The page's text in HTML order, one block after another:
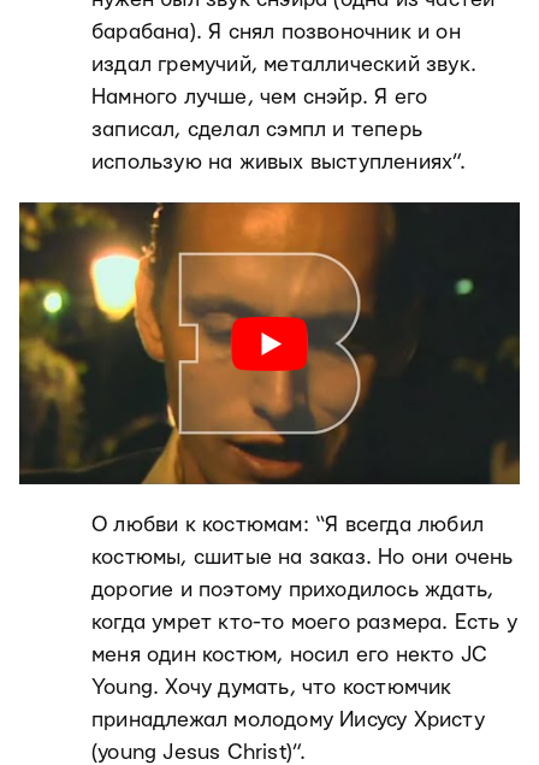
барабана). Я снял позвоночник и он
издал гремучий, металлический звук.
Намного лучше, чем снэйр. Я его
записал, сделал сэмпл и теперь
использую на живых выступлениях”.
О любви к костюмам: “Я всегда любил
костюмы, сшитые на заказ. Но они очень
дорогие и поэтому приходилось ждать,
когда умрет кто-то моего размера. Есть у
меня один костюм, носил его некто JC
Young. Хочу думать, что костюмчик
принадлежал молодому Иисусу Христу
(young Jesus Christ)”.